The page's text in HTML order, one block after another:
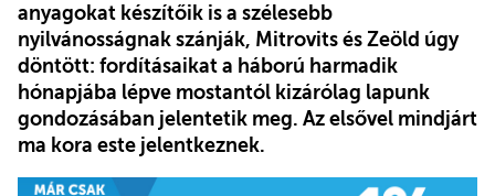
anyagokat készítőik is a szélesebb
nyilvánosságnak szánják, Mitrovits és Zeöld úgy
döntött: fordításaikat a háború harmadik
hónapjába lépve mostantól kizárólag lapunk
gondozásában jelentetik meg. Az elsővel mindjárt
ma kora este jelentkeznek.